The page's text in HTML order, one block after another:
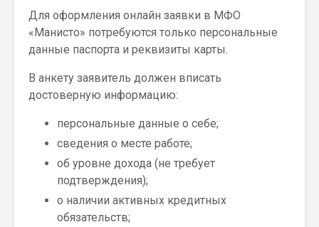
Для оформления онлайн заявки в МФО
«Манисто» потребуются только персональные
данные паспорта и реквизиты карты.
В анкету заявитель должен вписать
достоверную информацию:
персональные данные о себе;
сведения о месте работе;
об уровне дохода (не требует
подтверждения);
о наличии активных кредитных
обязательств;